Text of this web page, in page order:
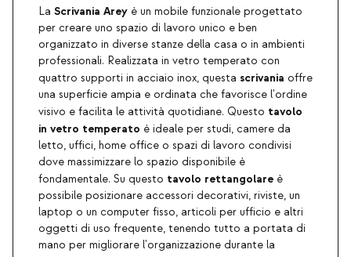
La Scrivania Arey è un mobile funzionale progettato
per creare uno spazio di lavoro unico e ben
organizzato in diverse stanze della casa o in ambienti
professionali. Realizzata in vetro temperato con
quattro supporti in acciaio inox, questa scrivania offre
una superficie ampia e ordinata che favorisce l'ordine
visivo e facilita le attività quotidiane. Questo tavolo
in vetro temperato è ideale per studi, camere da
letto, uffici, home office o spazi di lavoro condivisi
dove massimizzare lo spazio disponibile è
fondamentale. Su questo tavolo rettangolare è
possibile posizionare accessori decorativi, riviste, un
laptop o un computer fisso, articoli per ufficio e altri
oggetti di uso frequente, tenendo tutto a portata di
mano per migliorare l'organizzazione durante la